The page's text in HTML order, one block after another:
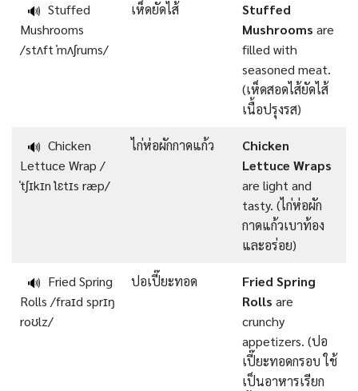
🔊 Stuffed
Mushrooms
/stʌft ˈmʌʃrums/
เห็ดยัดไส้
Stuffed
Mushrooms are
filled with
seasoned meat.
(เห็ดสอดไส้ยัดไส้
เนื้อปรุงรส)
🔊 Chicken
Lettuce Wrap /
ˈtʃɪkɪn ˈlɛtɪs ræp/
ไก่ห่อผักกาดแก้ว
Chicken
Lettuce Wraps
are light and
tasty. (ไก่ห่อผัก
กาดแก้วเบาท้อง
และอร่อย)
🔊 Fried Spring
Rolls /fraɪd sprɪŋ
roʊlz/
ปอเปี๊ยะทอด
Fried Spring
Rolls are
crunchy
appetizers. (ปอ
เปี๊ยะทอดกรอบ ใช้
เป็นอาหารเรียก